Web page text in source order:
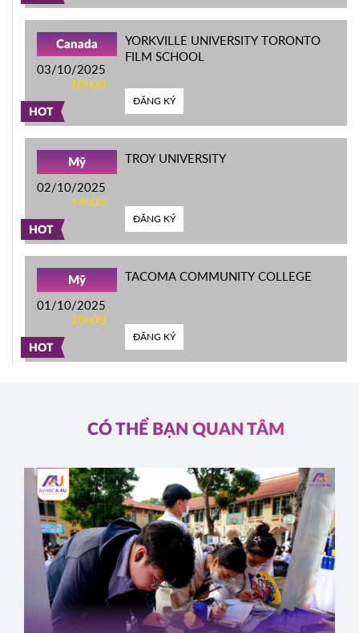
HOT
Canada
03/10/2025
10h00
YORKVILLE UNIVERSITY TORONTO
FILM SCHOOL
ĐĂNG KÝ
HOT
Mỹ
02/10/2025
14h00
TROY UNIVERSITY
ĐĂNG KÝ
HOT
Mỹ
01/10/2025
10h00
TACOMA COMMUNITY COLLEGE
ĐĂNG KÝ
CÓ THỂ BẠN QUAN TÂM